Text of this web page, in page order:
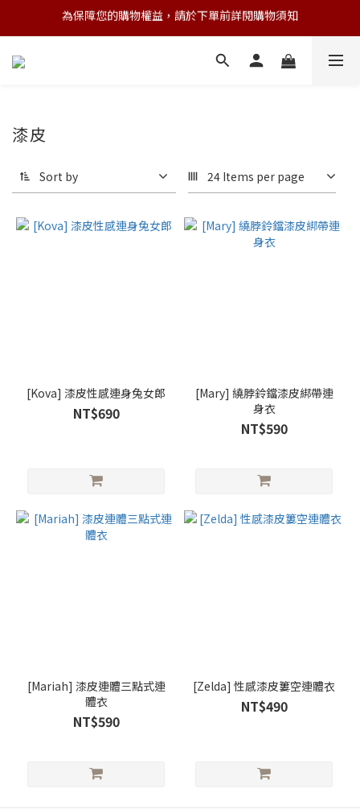
💌 Nearby收藏家｜任選三件 9折 五件 88折
為保障您的購物權益，請於下單前詳閱購物須知
漆皮
Sort by 24 Items per page
[Kova] 漆皮性感連身兔女郎
NT$690
[Mary] 繞脖鈴鐺漆皮綁帶連
身衣
NT$590
[Mariah] 漆皮連體三點式連
體衣
NT$590
[Zelda] 性感漆皮簍空連體衣
NT$490